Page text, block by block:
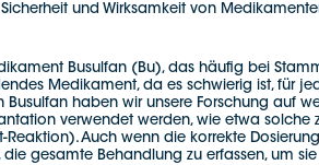
und Wirksamkeit von
Busulfan (Bu), das häufig bei
Medikament, da es schwierig ist, für
Busulfan haben wir unsere Forschung auf
verwendet werden, wie etwa
Reaktion). Auch wenn die korrekte
gesamte Behandlung zu erfassen, um